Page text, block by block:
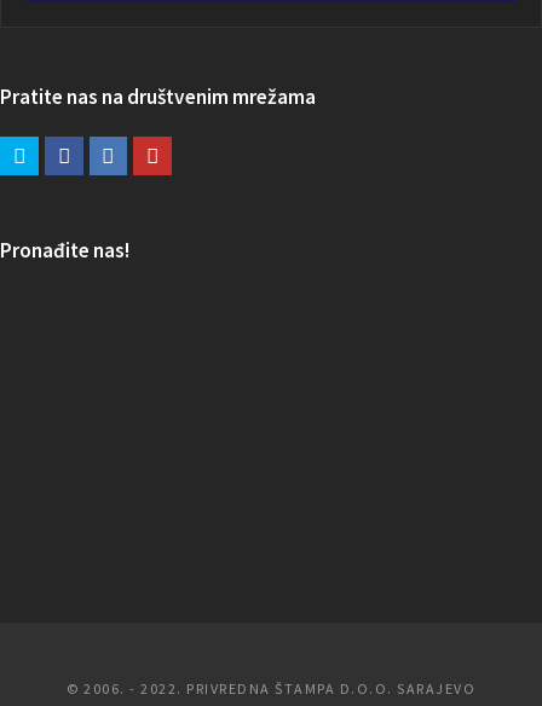
Pratite nas na društvenim mrežama
Pronađite nas!
© 2006. - 2022. PRIVREDNA ŠTAMPA D.O.O. SARAJEVO